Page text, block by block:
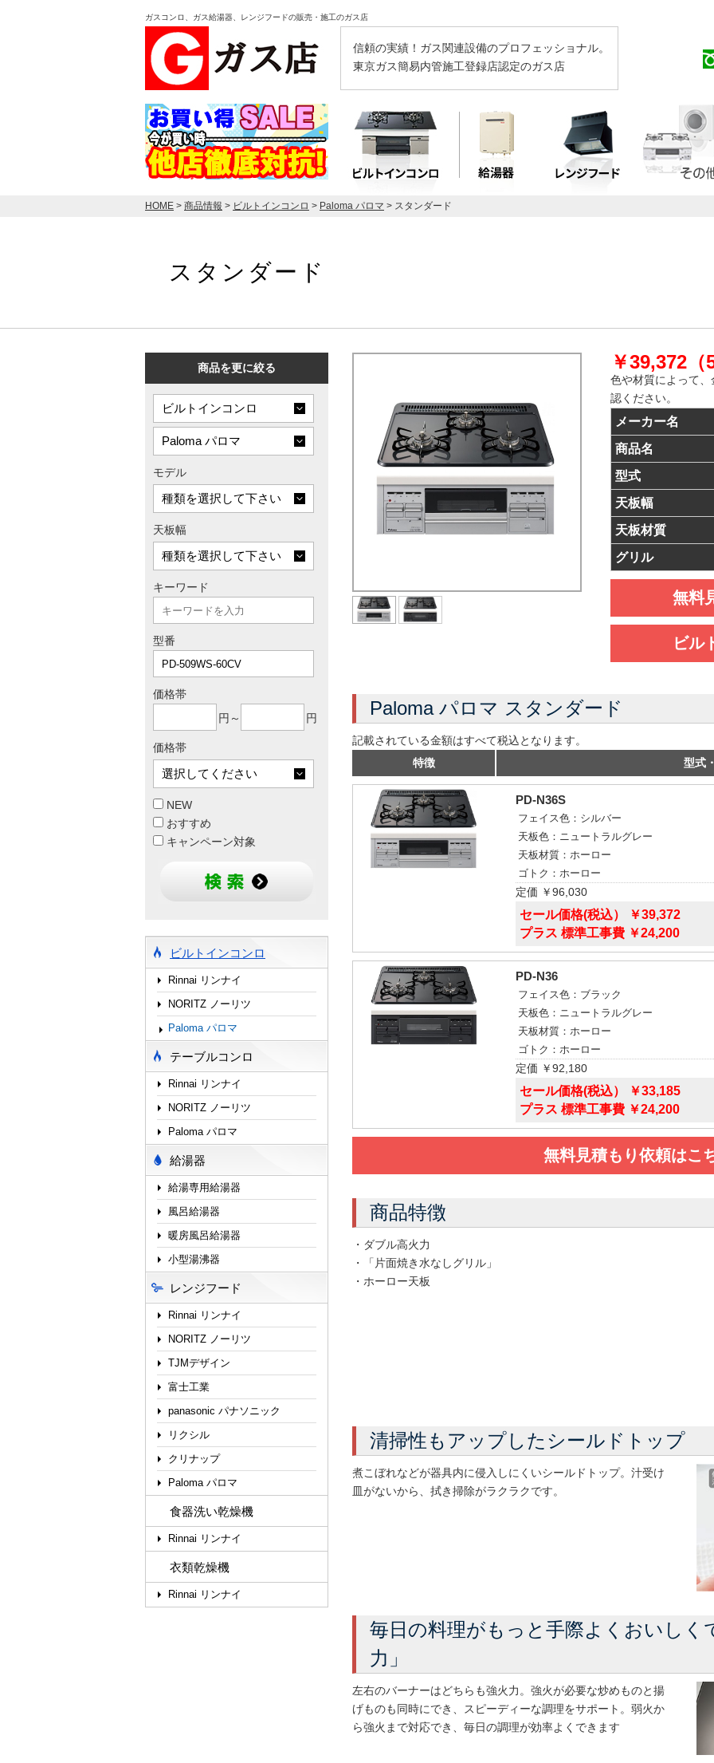
ガスコンロ、ガス給湯器、レンジフードの販売・施工のガス店
信頼の実績！ガス関連設備のプロフェッショナル。
東京ガス簡易内管施工登録店認定のガス店
HOME > 商品情報 > ビルトインコンロ > Paloma パロマ > スタンダード
スタンダード
￥39,372（
色や材質によって
認ください。
メーカー名
商品名
型式
天板幅
天板材質
グリル
無料
ビル
Paloma パロマ スタンダード
記載されている金額はすべて税込となります。
特徴
型式
PD-N36S
フェイス色：シルバー
天板色：ニュートラルグレー
天板材質：ホーロー
ゴトク：ホーロー
定価 ￥96,030
セール価格(税込） ￥39,372
プラス 標準工事費 ￥24,200
PD-N36
フェイス色：ブラック
天板色：ニュートラルグレー
天板材質：ホーロー
ゴトク：ホーロー
定価 ￥92,180
セール価格(税込） ￥33,185
プラス 標準工事費 ￥24,200
無料見積もり依頼はこ
商品特徴
・ダブル高火力
・「片面焼き水なしグリル」
・ホーロー天板
清掃性もアップしたシールドトップ
煮こぼれなどが器具内に侵入しにくいシールドトップ。汁受け
皿がないから、拭き掃除がラクラクです。
毎日の料理がもっと手際よくおいしく
力」
左右のバーナーはどちらも強火力。強火が必要な炒めものと揚
げものも同時にでき、スピーディーな調理をサポート。弱火か
ら強火まで対応でき、毎日の調理が効率よくできます
商品を更に絞る
モデル
天板幅
キーワード
型番
価格帯
円～
円
価格帯
NEW
おすすめ
キャンペーン対象
ビルトインコンロ
Rinnai リンナイ
NORITZ ノーリツ
Paloma パロマ
テーブルコンロ
Rinnai リンナイ
NORITZ ノーリツ
Paloma パロマ
給湯器
給湯専用給湯器
風呂給湯器
暖房風呂給湯器
小型湯沸器
レンジフード
Rinnai リンナイ
NORITZ ノーリツ
TJMデザイン
富士工業
panasonic パナソニック
リクシル
クリナップ
Paloma パロマ
食器洗い乾燥機
Rinnai リンナイ
衣類乾燥機
Rinnai リンナイ